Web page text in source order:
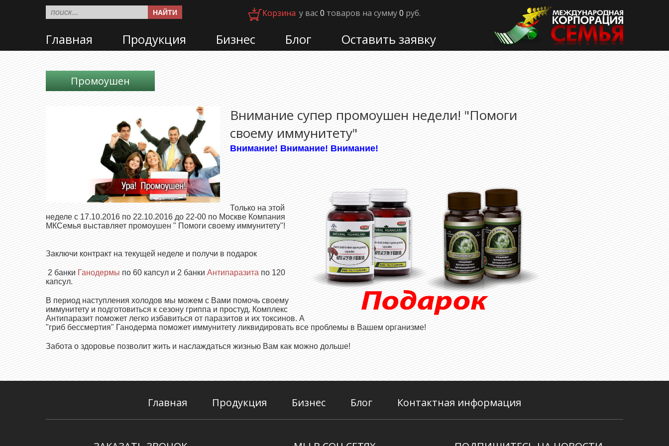
НАЙТИ Корзина у вас0 товаров на сумму0 руб.
Главная Продукция Бизнес Блог Оставить заявку
Промоушен
Внимание супер промоушен недели! "Помоги
своему иммунитету"
Внимание! Внимание! Внимание!
Только на этой
неделе с 17.10.2016 по 22.10.2016 до 22-00 по Москве Компания
МКСемья выставляет промоушен " Помоги своему иммунитету"!
Заключи контракт на текущей неделе и получи в подарок
2 банки Ганодермы по 60 капсул и 2 банки Антипаразита по 120
капсул.
В период наступления холодов мы можем с Вами помочь своему
иммунитету и подготовиться к сезону гриппа и простуд. Комплекс
Антипаразит поможет легко избавиться от паразитов и их токсинов. А
"гриб бессмертия" Ганодерма поможет иммунитету ликвидировать все проблемы в Вашем организме!
Забота о здоровье позволит жить и наслаждаться жизнью Вам как можно дольше!
Главная Продукция Бизнес Блог Контактная информация